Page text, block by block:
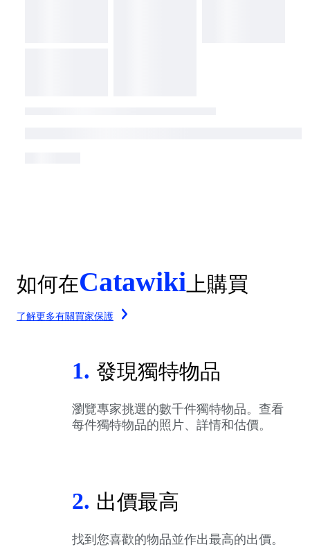
如何在Catawiki 上購買
了解更多有關買家保護
1. 發現獨特物品
瀏覽專家挑選的數千件獨特物品。查看
每件獨特物品的照片、詳情和估價。
2. 出價最高
找到您喜歡的物品並作出最高的出價。